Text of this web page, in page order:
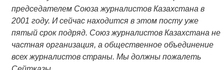
председателем Союза журналистов Казахстана в
2001 году. И сейчас находится в этом посту уже
пятый срок подряд. Союз журналистов Казахстана не
частная организация, а общественное объединение
всех журналистов страны. Мы должны пожалеть